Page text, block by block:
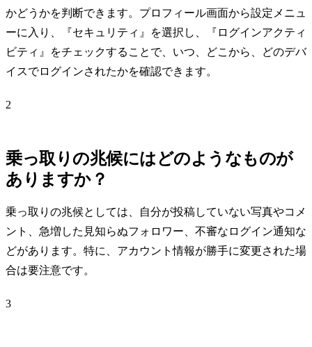
かどうかを判断できます。プロフィール画面から設定メニュ
ーに入り、『セキュリティ』を選択し、『ログインアクティ
ビティ』をチェックすることで、いつ、どこから、どのデバ
イスでログインされたかを確認できます。
2
乗っ取りの兆候にはどのようなものが
ありますか？
乗っ取りの兆候としては、自分が投稿していない写真やコメ
ント、急増した見知らぬフォロワー、不審なログイン通知な
どがあります。特に、アカウント情報が勝手に変更された場
合は要注意です。
3